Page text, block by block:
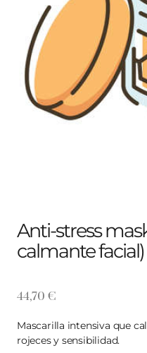
Anti-stress
calmante facial)
44,70 €
Mascarilla intensiva que
rojeces y sensibilidad.